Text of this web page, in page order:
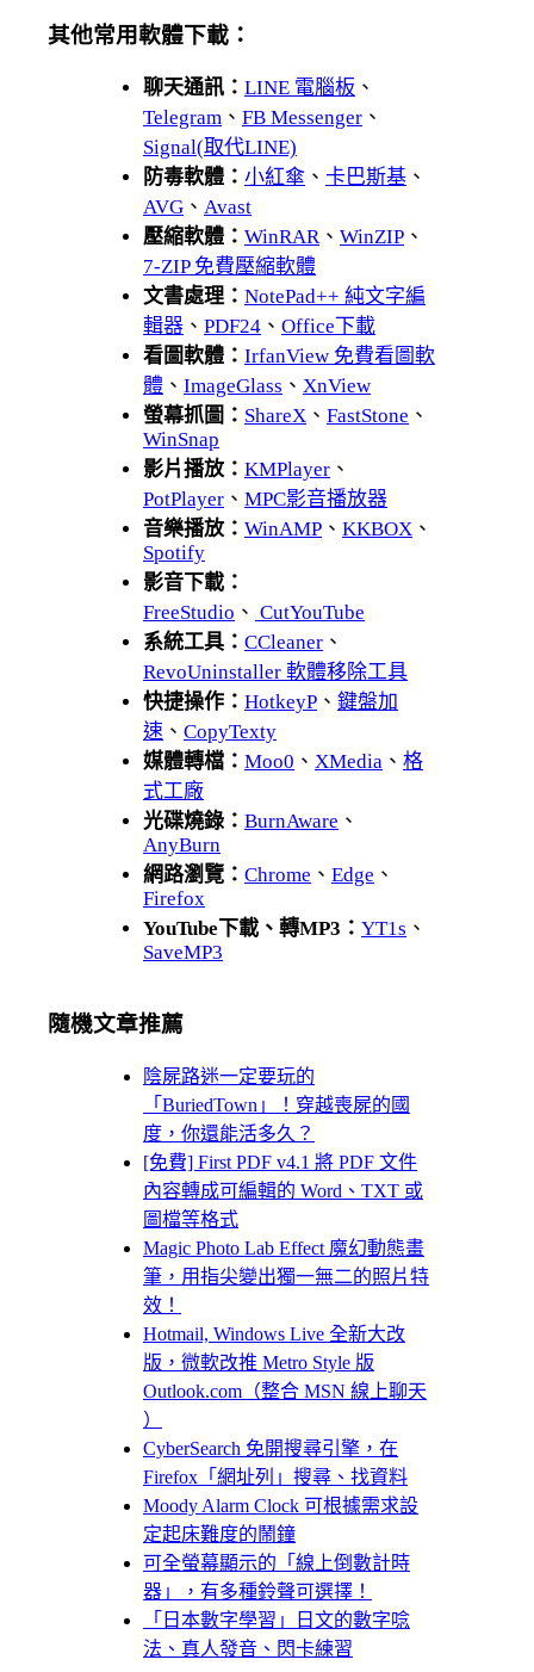
其他常用軟體下載：
聊天通訊： LINE 電腦板 、
Telegram 、 FB Messenger 、
Signal(取代LINE)
防毒軟體： 小紅傘 、 卡巴斯基 、
AVG 、 Avast
壓縮軟體： WinRAR、 WinZIP 、
7-ZIP 免費壓縮軟體
文書處理： NotePad++ 純文字編
輯器 、 PDF24 、 Office下載
看圖軟體： IrfanView 免費看圖軟
體 、 ImageGlass 、 XnView
螢幕抓圖： ShareX 、 FastStone 、
WinSnap
影片播放： KMPlayer 、
PotPlayer 、 MPC影音播放器
音樂播放： WinAMP 、 KKBOX 、
Spotify
影音下載：
FreeStudio 、 CutYouTube
系統工具： CCleaner 、
RevoUninstaller 軟體移除工具
快捷操作： HotkeyP 、 鍵盤加
速 、 CopyTexty
媒體轉檔： Moo0 、 XMedia 、 格
式工廠
光碟燒錄： BurnAware 、
AnyBurn
網路瀏覽： Chrome 、 Edge 、
Firefox
YouTube下載、轉MP3： YT1s 、
SaveMP3
隨機文章推薦
陰屍路迷一定要玩的
「BuriedTown」！穿越喪屍的國
度，你還能活多久？
[免費] First PDF v4.1 將 PDF 文件
內容轉成可編輯的 Word、TXT 或
圖檔等格式
Magic Photo Lab Effect 魔幻動態畫
筆，用指尖變出獨一無二的照片特
效！
Hotmail, Windows Live 全新大改
版，微軟改推 Metro Style 版
Outlook.com（整合 MSN 線上聊天
）
CyberSearch 免開搜尋引擎，在
Firefox「網址列」搜尋、找資料
Moody Alarm Clock 可根據需求設
定起床難度的鬧鐘
可全螢幕顯示的「線上倒數計時
器」，有多種鈴聲可選擇！
「日本數字學習」日文的數字唸
法、真人發音、閃卡練習